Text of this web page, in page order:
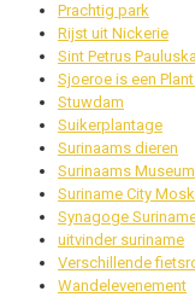
Prachtig park
Rijst uit Nickerie
Sint Petrus
Sjoeroe is een
Stuwdam
Suikerplantage
Surinaams dieren
Surinaams Museum
Suriname City
Synagoge
uitvinder suriname
Verschillende
Wandelevenement